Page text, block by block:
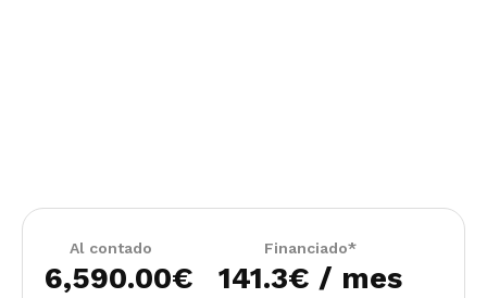
Al contado
6,590.00€
Financiado*
141.3€ / mes